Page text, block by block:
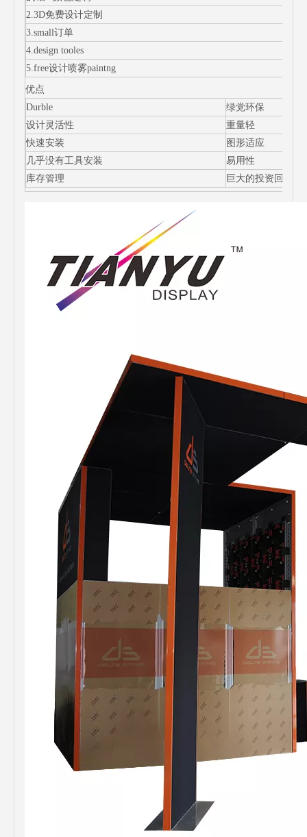
2.3D免费设计定制
3.small订单
4.design tooles
5.free设计喷雾paintng
优点
Durble
绿党环保
设计灵活性
重量轻
快速安装
图形适应
几乎没有工具安装
易用性
库存管理
巨大的投资回报率